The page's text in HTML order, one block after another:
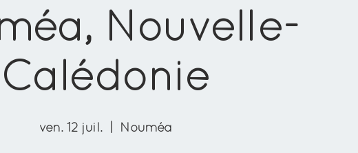
Nouvelle-
Calédonie
ven. 12 juil.
  |
Nouméa